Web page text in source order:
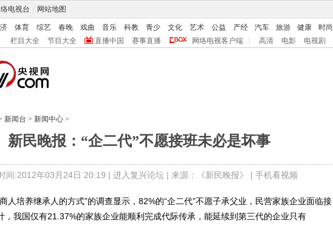
电视台 网站地图
体育 综艺 春晚 戏曲 音乐 科教 青少 文化 艺术 公益 产经 汽车 旅游 健康 时尚
栏目大全 节目大全 直播中国 赛事直播 网络电视客户端 高清 电影 电视剧
新闻台 > 新闻中心 >
新民晚报：“企二代”不愿接班未必是坏事
间:2012年03月24日 20:19 | 进入复兴论坛| 来源：《新民晚报》 | 手机看视频
培养继承人的方式”的调查显示，82%的“企二代”不愿子承父业，民营家族企业面临接
，我国仅有21.37%的家族企业能顺利完成代际传承，能延续到第三代的企业只有